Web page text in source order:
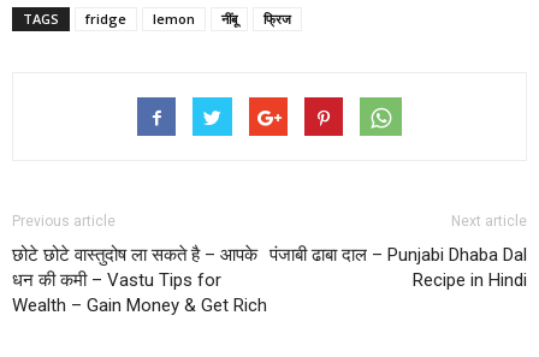
TAGS fridge lemon नींबू फ्रिज
Previous article
छोटे छोटे वास्तुदोष ला सकते है – आपके
धन की कमी – Vastu Tips for
Wealth – Gain Money & Get Rich
Next article
पंजाबी ढाबा दाल – Punjabi Dhaba Dal
Recipe in Hindi